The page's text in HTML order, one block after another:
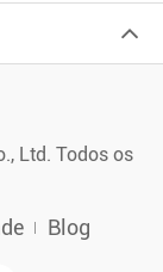
Ltd. Todos os
Blog